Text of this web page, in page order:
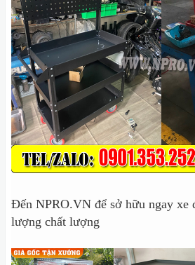
Đến NPRO.VN để sở hữu ngay xe
lượng chất lượng